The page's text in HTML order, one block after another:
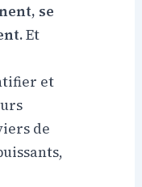
se
Et
et
de